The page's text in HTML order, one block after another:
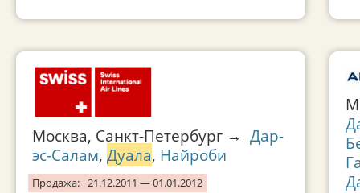
Москва, Санкт-Петербург → Дар-
эс-Салам, Дуала, Найроби
Продажа: 21.12.2011 — 01.01.2012